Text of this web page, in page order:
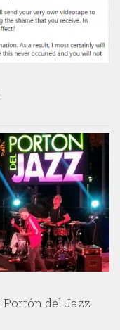
Portón del Jazz